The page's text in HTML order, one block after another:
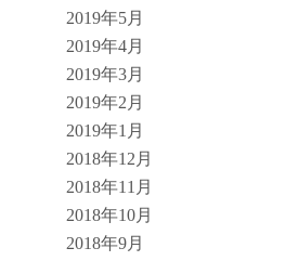
2019年5月
2019年4月
2019年3月
2019年2月
2019年1月
2018年12月
2018年11月
2018年10月
2018年9月